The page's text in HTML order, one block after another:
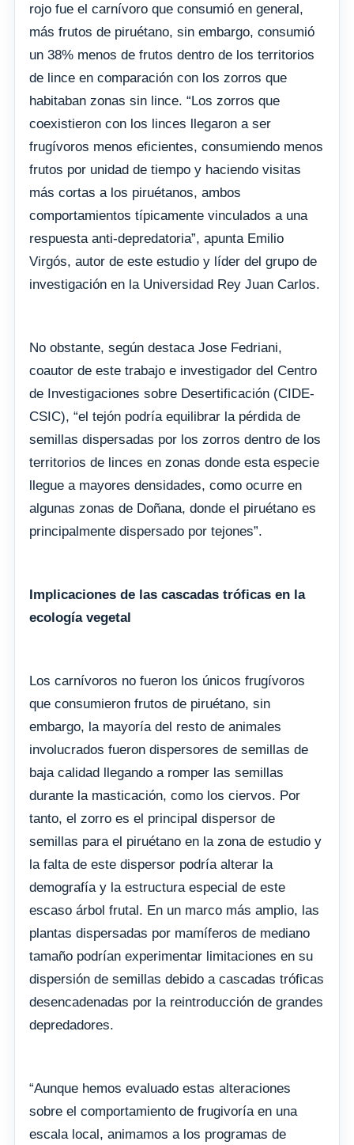
rojo fue el carnívoro que consumió en general,
más frutos de piruétano, sin embargo, consumió
un 38% menos de frutos dentro de los territorios
de lince en comparación con los zorros que
habitaban zonas sin lince. “Los zorros que
coexistieron con los linces llegaron a ser
frugívoros menos eficientes, consumiendo menos
frutos por unidad de tiempo y haciendo visitas
más cortas a los piruétanos, ambos
comportamientos típicamente vinculados a una
respuesta anti-depredatoria”, apunta Emilio
Virgós, autor de este estudio y líder del grupo de
investigación en la Universidad Rey Juan Carlos.
No obstante, según destaca Jose Fedriani,
coautor de este trabajo e investigador del Centro
de Investigaciones sobre Desertificación (CIDE-
CSIC), “el tejón podría equilibrar la pérdida de
semillas dispersadas por los zorros dentro de los
territorios de linces en zonas donde esta especie
llegue a mayores densidades, como ocurre en
algunas zonas de Doñana, donde el piruétano es
principalmente dispersado por tejones”.
Implicaciones de las cascadas tróficas en la
ecología vegetal
Los carnívoros no fueron los únicos frugívoros
que consumieron frutos de piruétano, sin
embargo, la mayoría del resto de animales
involucrados fueron dispersores de semillas de
baja calidad llegando a romper las semillas
durante la masticación, como los ciervos. Por
tanto, el zorro es el principal dispersor de
semillas para el piruétano en la zona de estudio y
la falta de este dispersor podría alterar la
demografía y la estructura especial de este
escaso árbol frutal. En un marco más amplio, las
plantas dispersadas por mamíferos de mediano
tamaño podrían experimentar limitaciones en su
dispersión de semillas debido a cascadas tróficas
desencadenadas por la reintroducción de grandes
depredadores.
“Aunque hemos evaluado estas alteraciones
sobre el comportamiento de frugivoría en una
escala local, animamos a los programas de